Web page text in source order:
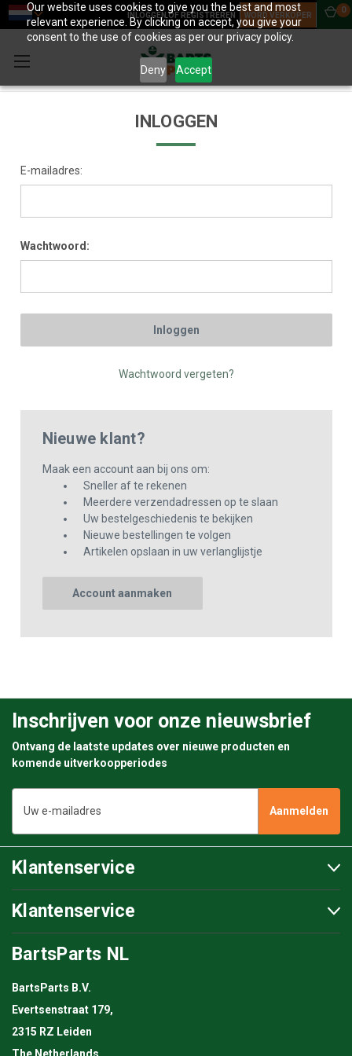
Our website uses cookies to give you the best and most
relevant experience. By clicking on accept, you give your
consent to the use of cookies as per our privacy policy.
Deny Accept
INLOGGEN OF REGISTREREN WORD VERKOPER
0
INLOGGEN
E-mailadres:
Wachtwoord:
Wachtwoord vergeten?
Nieuwe klant?
Maak een account aan bij ons om:
Sneller af te rekenen
Meerdere verzendadressen op te slaan
Uw bestelgeschiedenis te bekijken
Nieuwe bestellingen te volgen
Artikelen opslaan in uw verlanglijstje
Account aanmaken
Inschrijven voor onze nieuwsbrief
Ontvang de laatste updates over nieuwe producten en
komende uitverkoopperiodes
mailadres
Klantenservice
Klantenservice
BartsParts NL
BartsParts B.V.
Evertsenstraat 179,
2315 RZ Leiden